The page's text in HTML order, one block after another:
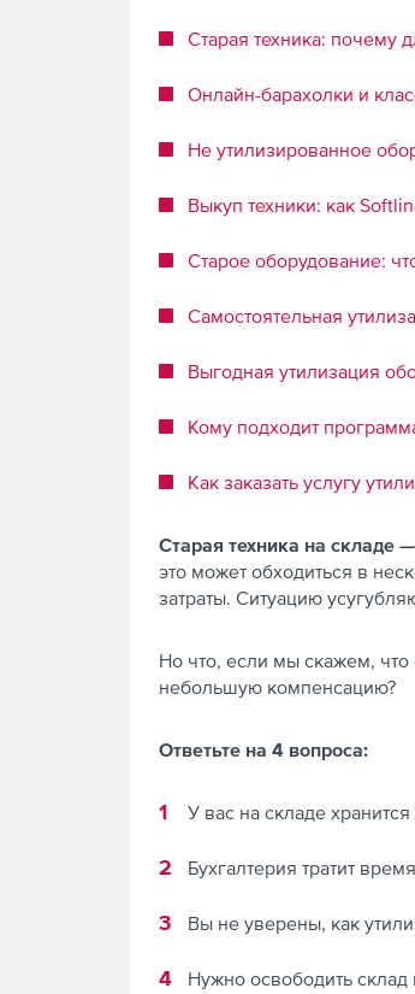
Старая техника: почему
Онлайн-барахолки и
Не утилизированное
Выкуп техники: как
Старое оборудование:
Самостоятельная
Выгодная утилизация
Кому подходит
Как заказать услугу
Старая техника на складе
это может обходиться в
затраты. Ситуацию
Но что, если мы скажем, что
небольшую компенсацию?
Ответьте на 4 вопроса:
У вас на складе
Бухгалтерия тратит
Вы не уверены, как
Нужно освободить склад